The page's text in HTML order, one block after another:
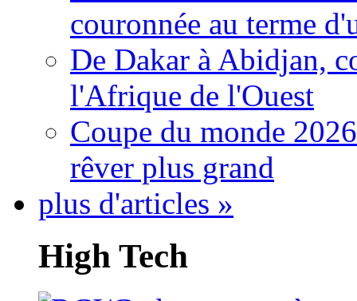
couronnée au terme
De Dakar à Abidjan,
l'Afrique de l'Ouest
Coupe du monde
rêver plus grand
plus d'articles »
High Tech